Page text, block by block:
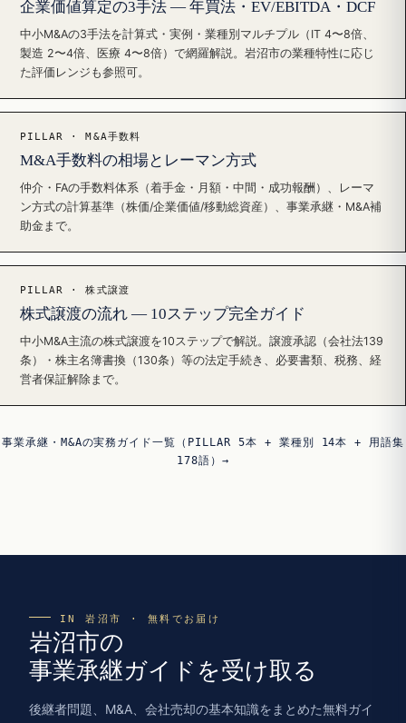
企業価値算定の3手法 — 年買法・EV/EBITDA・DCF
中小M&Aの3手法を計算式・実例・業種別マルチプル（IT 4〜8倍、
製造 2〜4倍、医療 4〜8倍）で網羅解説。岩沼市の業種特性に応じ
た評価レンジも参照可。
PILLAR · M&A手数料
M&A手数料の相場とレーマン方式
仲介・FAの手数料体系（着手金・月額・中間・成功報酬）、レーマ
ン方式の計算基準（株価/企業価値/移動総資産）、事業承継・M&A補
助金まで。
PILLAR · 株式譲渡
株式譲渡の流れ — 10ステップ完全ガイド
中小M&A主流の株式譲渡を10ステップで解説。譲渡承認（会社法139
条）・株主名簿書換（130条）等の法定手続き、必要書類、税務、経
営者保証解除まで。
事業承継・M&Aの実務ガイド一覧（PILLAR 5本 + 業種別 14本 + 用語集
178語）→
IN 岩沼市 · 無料でお届け
岩沼市の
事業承継ガイドを受け取る
後継者問題、M&A、会社売却の基本知識をまとめた無料ガイ